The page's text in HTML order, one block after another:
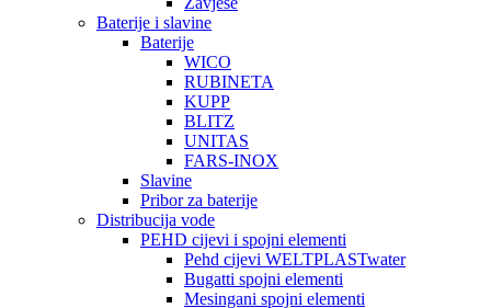
Baterije i slavine
Baterije
WICO
RUBINETA
KUPP
BLITZ
UNITAS
FARS-INOX
Slavine
Pribor za baterije
Distribucija vode
PEHD cijevi i spojni elementi
Pehd cijevi WELTPLASTwater
Bugatti spojni elementi
Mesingani spojni elementi